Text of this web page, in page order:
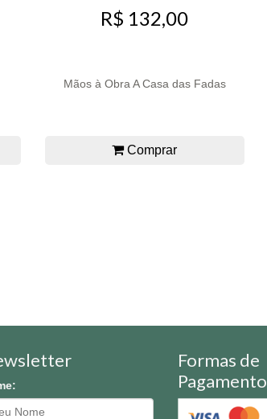
R$ 132,00
Mãos à Obra A Casa das Fadas
Comprar
Formas de
Pagamento